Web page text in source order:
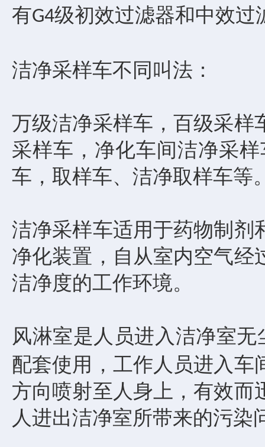
有G4级初效过滤器和中效过
洁净采样车不同叫法：
万级洁净采样车，百级采样
采样车，净化车间洁净采
车，取样车、洁净取样车等
洁净采样车适用于药物制剂
净化装置，自从室内空气经
洁净度的工作环境。
风淋室是人员进入洁净室无
配套使用，工作人员进入车
方向喷射至人身上，有效而
人进出洁净室所带来的污染